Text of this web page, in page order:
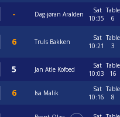
Dag-jøran Aralden
Sat
10:35
Table
6
Truls Bakken
Sat
10:21
Table
3
Jan Atle Kofoed
Sat
10:03
Table
16
Isa Malik
Sat
10:16
Table
8